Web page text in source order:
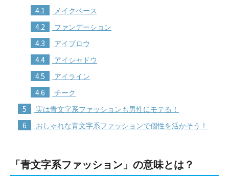
4.1 メイクベース
4.2 ファンデーション
4.3 アイブロウ
4.4 アイシャドウ
4.5 アイライン
4.6 チーク
5 実は青文字系ファッションも男性にモテる！
6 おしゃれな青文字系ファッションで個性を活かそう！
「青文字系ファッション」の意味とは？